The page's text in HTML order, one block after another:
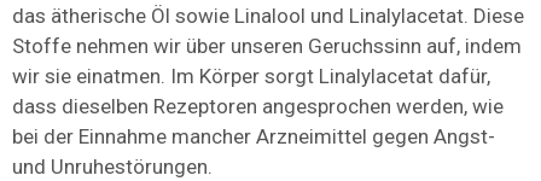
das ätherische Öl sowie Linalool und Linalylacetat. Diese
Stoffe nehmen wir über unseren Geruchssinn auf, indem
wir sie einatmen. Im Körper sorgt Linalylacetat dafür,
dass dieselben Rezeptoren angesprochen werden, wie
bei der Einnahme mancher Arzneimittel gegen Angst-
und Unruhestörungen.